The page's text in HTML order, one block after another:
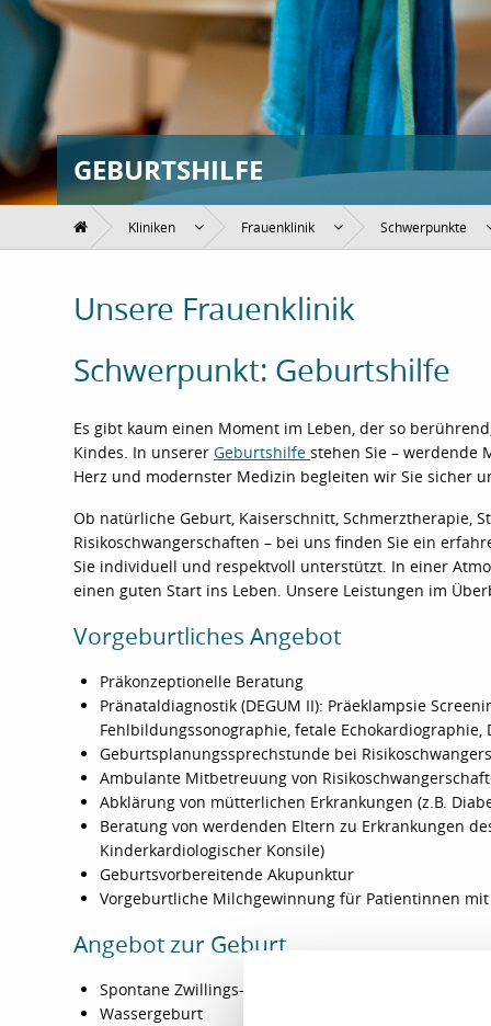
GEBURTSHILFE
Kliniken Frauenklinik Schwerpunkte
Unsere Frauenklinik
Schwerpunkt: Geburtshilfe
Es gibt kaum einen Moment im Leben, der so
Kindes. In unserer Geburtshilfe stehen Sie – werdende
Herz und modernster Medizin begleiten wir Sie sicher
Ob natürliche Geburt, Kaiserschnitt, Schmerztherapie,
Risikoschwangerschaften – bei uns finden Sie ein
Sie individuell und respektvoll unterstützt. In einer
einen guten Start ins Leben. Unsere Leistungen im
Vorgeburtliches Angebot
Präkonzeptionelle Beratung
Pränataldiagnostik (DEGUM II): Präeklampsie
Fehlbildungssonographie, fetale Echokardiographie,
Geburtsplanungssprechstunde bei
Ambulante Mitbetreuung von
Abklärung von mütterlichen Erkrankungen (z.B.
Beratung von werdenden Eltern zu Erkrankungen
Kinderkardiologischer Konsile)
Geburtsvorbereitende Akupunktur
Vorgeburtliche Milchgewinnung für Patientinnen
Angebot zur Geburt
Spontane Zwillings- bzw.
Wassergeburt